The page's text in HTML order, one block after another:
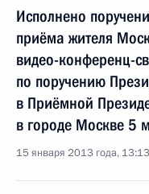
Исполнено
приёма жителя
видео-конференц-
по поручению
в Приёмной
в городе Москве 5
15 января 2013 года, 13:13